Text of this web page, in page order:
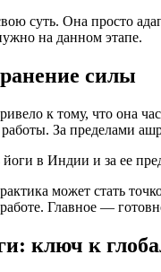
суть. Она просто
на данном этапе.
силы
к тому, что она
За пределами
может стать
Главное —
ключ к